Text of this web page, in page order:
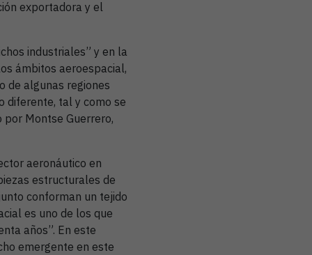
exportadora y el
industriales” y en la
ámbitos aeroespacial,
de algunas regiones
diferente, tal y como se
Montse Guerrero,
aeronáutico en
estructurales de
conforman un tejido
es uno de los que
años”. En este
emergente en este